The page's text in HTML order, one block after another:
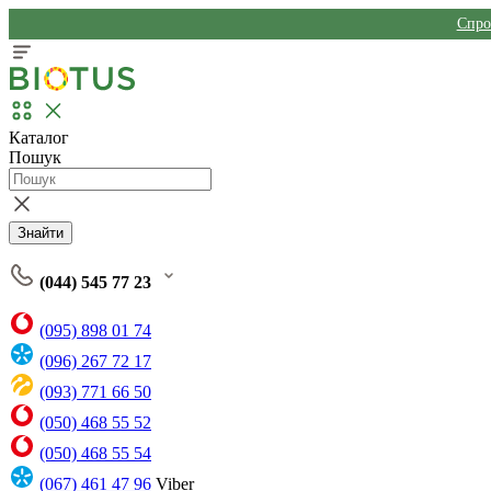
Каталог
Пошук
Знайти
(044) 545 77 23
(095) 898 01 74
(096) 267 72 17
(093) 771 66 50
(050) 468 55 52
(050) 468 55 54
(067) 461 47 96 Viber